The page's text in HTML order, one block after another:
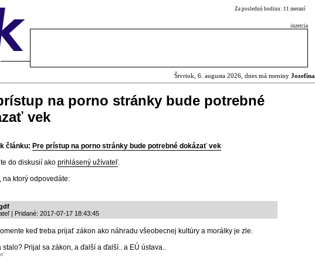
Za poslednú hodinu: 11 meraní
inzercia
Štvrtok, 6. augusta 2026, dnes má meniny Jozefína
na porno stránky bude potrebné
vek
článku: Pre prístup na porno stránky bude potrebné dokázať vek
do diskusií ako prihlásený užívateľ.
na ktorý odpovedáte:
| Pridané: 2017-07-17 18:43:45
keď treba prijať zákon ako náhradu všeobecnej kultúry a morálky je zle.
stalo? Prijal sa zákon, a ďalší a ďalší.. a EÚ ústava..